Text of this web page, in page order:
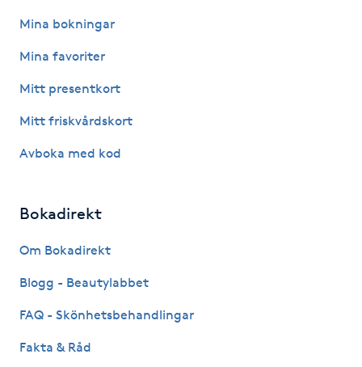
Hudvård
Hyperhidros
Hypnos
Hårborttagning
Hårbottenbehandling
Hårvård
Mina bokningar
Mina favoriter
Mitt presentkort
Mitt friskvårdskort
Avboka med kod
Bokadirekt
Om Bokadirekt
Blogg - Beautylabbet
FAQ - Skönhetsbehandlingar
Fakta & Råd